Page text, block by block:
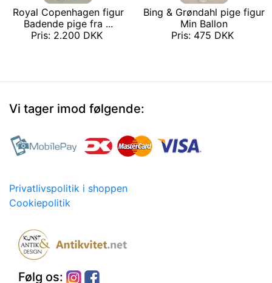
Royal Copenhagen figur
Badende pige fra ...
Pris: 2.200 DKK
Bing & Grøndahl pige figur
Min Ballon
Pris: 475 DKK
Vi tager imod følgende:
Privatlivspolitik i shoppen
Cookiepolitik
Følg os: